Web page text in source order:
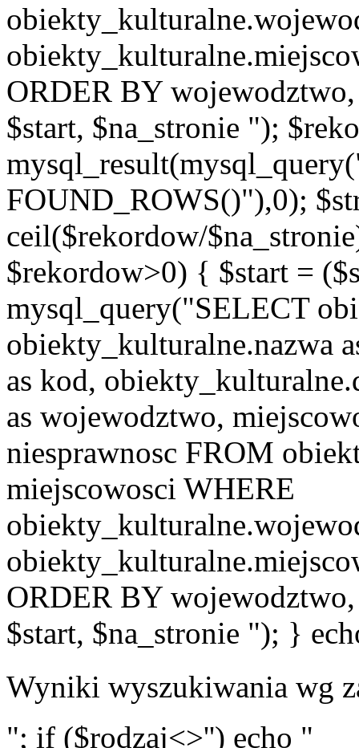
ORDER BY
$start, $na_stronie ");
FOUND_ROWS()"),0);
ceil($rekordow/
$rekordow>0) { $start =
mysql_query("SELECT
obiekty_kulturalne.nazwa
as kod,
as wojewodztwo,
niesprawnosc FROM
miejscowosci WHERE
ORDER BY
$start, $na_stronie "); }
Wyniki wyszukiwania wg
"; if ($rodzaj<>'') echo "